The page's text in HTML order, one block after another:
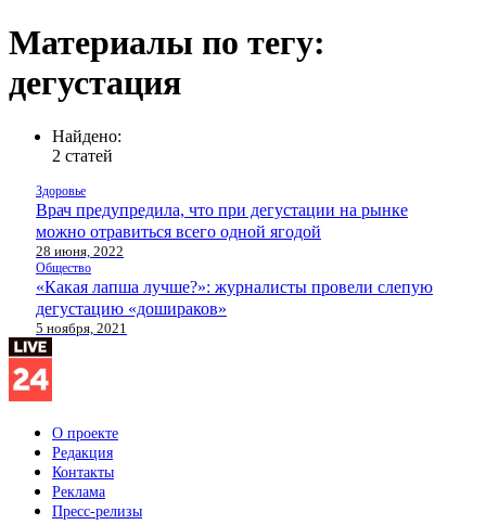
Материалы по тегу:
дегустация
Найдено:
2 статей
Здоровье
Врач предупредила, что при дегустации на рынке
можно отравиться всего одной ягодой
28 июня, 2022
Общество
«Какая лапша лучше?»: журналисты провели слепую
дегустацию «дошираков»
5 ноября, 2021
О проекте
Редакция
Контакты
Реклама
Пресс-релизы